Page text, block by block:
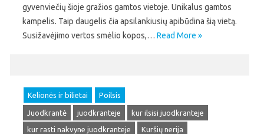
gyvenviečių šioje gražios gamtos vietoje. Unikalus gamtos
kampelis. Taip daugelis čia apsilankiusių apibūdina šią vietą.
Susižavėjimo vertos smėlio kopos,… Read More »
Kelionės ir bilietai Poilsis
Juodkrantė juodkranteje
kur ilsisi juodkranteje
kur rasti nakvyne juodkranteje
Kuršių nerija